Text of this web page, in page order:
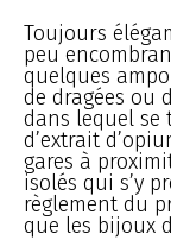
Toujours
peu
quelques
de dragées ou
dans lequel se
d’extrait
gares à
isolés qui s’y
règlement du
que les bijoux